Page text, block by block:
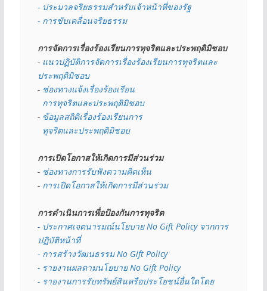
- ประมวลจริยธรรมสำหรับเจ้าหน้าที่ของรัฐ
- การขับเคลื่อนจริยธรรม
การจัดการเรื่องร้องเรียนการทุจริตและประพฤติมิชอบ
- แนวปฏิบัติการจัดการเรื่องร้องเรียนการทุจริตและ
ประพฤติมิชอบ
- ช่องทางแจ้งเรื่องร้องเรียน
  การทุจริตและประพฤติมิชอบ
- ข้อมูลสถิติเรื่องร้องเรียนการ
  ทุจริตและประพฤติมิชอบ
การเปิดโอกาสให้เกิดการมีส่วนร่วม
- ช่องทางการรับฟังความคิดเห็น
- การเปิดโอกาสให้เกิดการมีส่วนร่วม
การดำเนินการเพื่อป้องกันการทุจริต
- ประกาศเจตนารมณ์นโยบาย No Gift Policy จากการ
ปฏิบัติหน้าที่
- การสร้างวัฒนธรรม No Gift Policy
- รายงานผลตามนโยบาย No Gift Policy
- รายงานการรับทรัพย์สินหรือประโยชน์อื่นใดโดย